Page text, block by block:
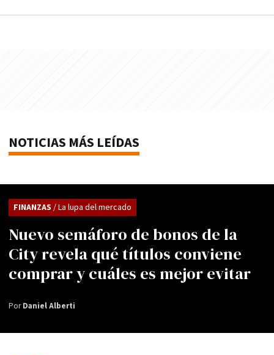
NOTICIAS MÁS LEÍDAS
Nuevo semáforo de bonos de la
City revela qué títulos conviene
comprar y cuáles es mejor evitar
FINANZAS / La lupa del mercado
PorDaniel Alberti